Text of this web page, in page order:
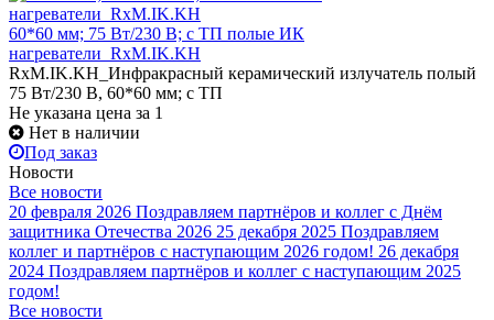
60*60 мм; 75 Вт/230 В; с ТП полые ИК
нагреватели_RxM.IK.KH
RxM.IK.KH_Инфракрасный керамический излучатель полый
75 Вт/230 В, 60*60 мм; с ТП
Не указана цена за 1
Нет в наличии
Под заказ
Новости
Все новости
20 февраля 2026 Поздравляем партнёров и коллег с Днём
защитника Отечества 2026 25 декабря 2025 Поздравляем
коллег и партнёров с наступающим 2026 годом! 26 декабря
2024 Поздравляем партнёров и коллег с наступающим 2025
годом!
Все новости